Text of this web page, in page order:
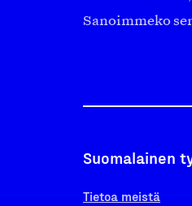
Sanoimmeko
Suomalainen
Tietoa meistä